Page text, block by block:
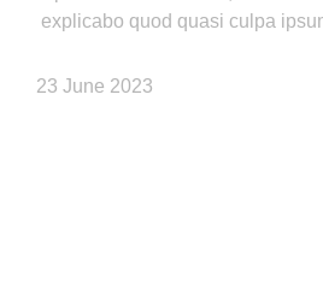
explicabo quod quasi culpa
23 June 2023